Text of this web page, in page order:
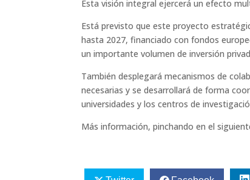
Esta visión integral ejercerá un efecto
Está previsto que este proyecto
hasta 2027, financiado con fondos
un importante volumen de inversión
También desplegará mecanismos de
necesarias y se desarrollará de forma
universidades y los centros de
Más información, pinchando en el